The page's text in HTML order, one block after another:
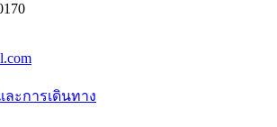
ะการเดินทาง